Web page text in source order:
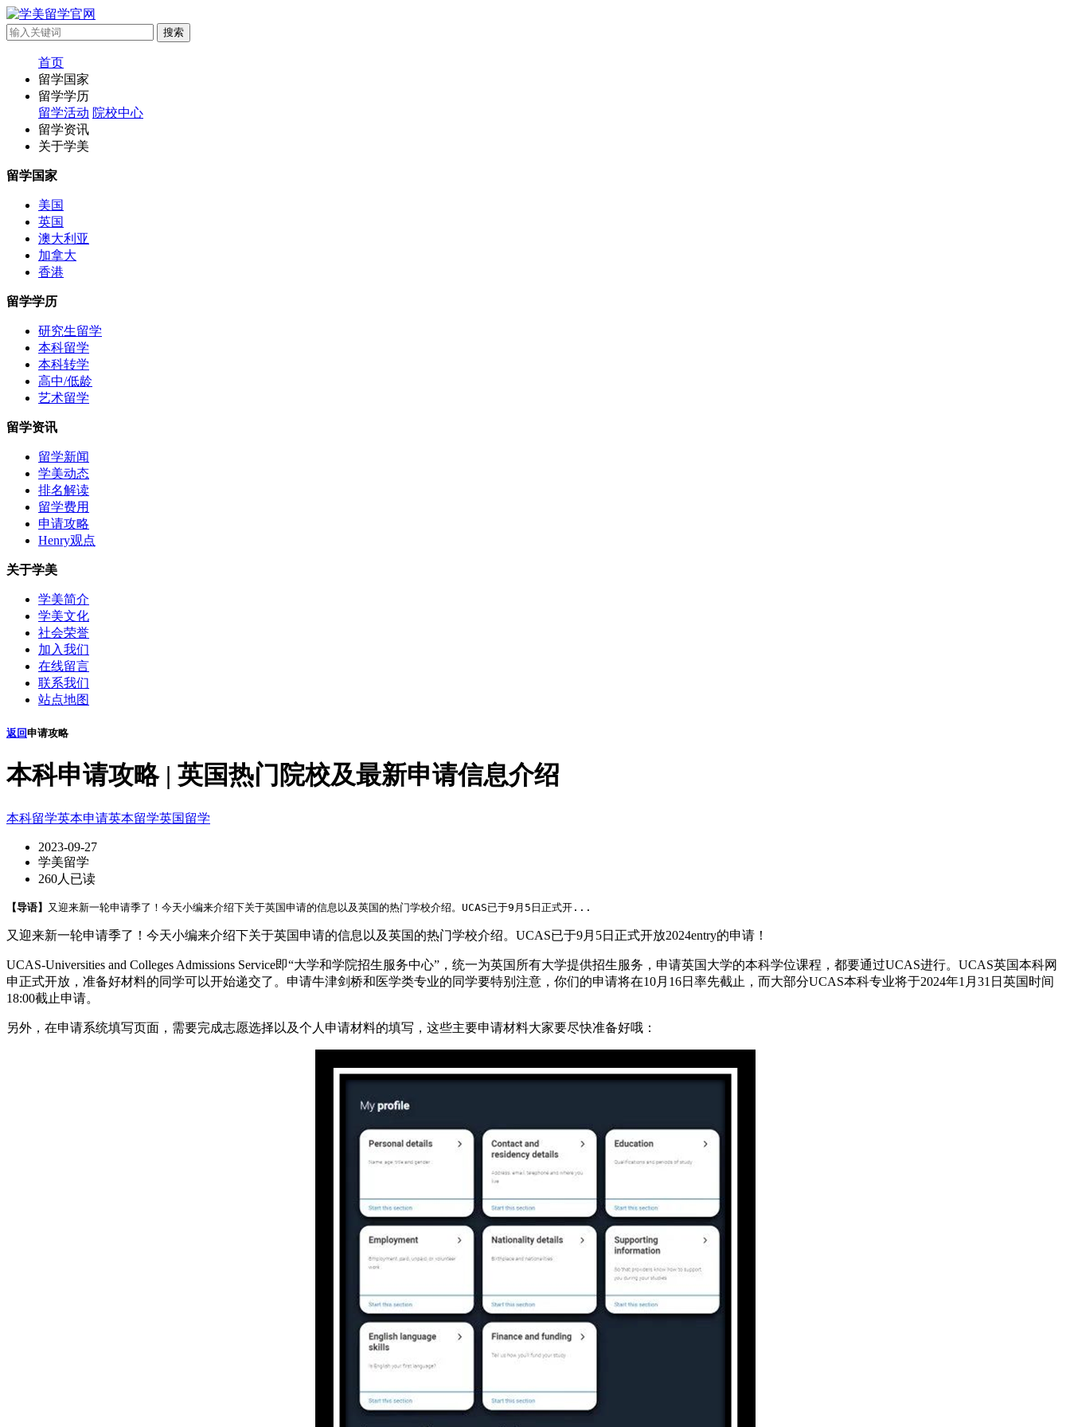
首页
留学国家
留学学历
留学活动 院校中心
留学资讯
关于学美
留学国家
美国
英国
澳大利亚
加拿大
香港
留学学历
研究生留学
本科留学
本科转学
高中/低龄
艺术留学
留学资讯
留学新闻
学美动态
排名解读
留学费用
申请攻略
Henry观点
关于学美
学美简介
学美文化
社会荣誉
加入我们
在线留言
联系我们
站点地图
返回申请攻略
本科申请攻略 | 英国热门院校及最新申请信息介绍
本科留学英本申请英本留学英国留学
2023-09-27
学美留学
260人已读
【导语】 又迎来新一轮申请季了！今天小编来介绍下关于英国申请的信息以及英国的热门学校介绍。UCAS已于9月5日正式开...
又迎来新一轮申请季了！今天小编来介绍下关于英国申请的信息以及英国的热门学校介绍。UCAS已于9月5日正式开放2024entry的申请！
UCAS-Universities and Colleges Admissions Service即“大学和学院招生服务中心”，统一为英国所有大学提供招生服务，申请英国大学的本科学位课程，都要通过UCAS进行。UCAS英国本科网
申正式开放，准备好材料的同学可以开始递交了。申请牛津剑桥和医学类专业的同学要特别注意，你们的申请将在10月16日率先截止，而大部分UCAS本科专业将于2024年1月31日英国时间
18:00截止申请。
另外，在申请系统填写页面，需要完成志愿选择以及个人申请材料的填写，这些主要申请材料大家要尽快准备好哦：